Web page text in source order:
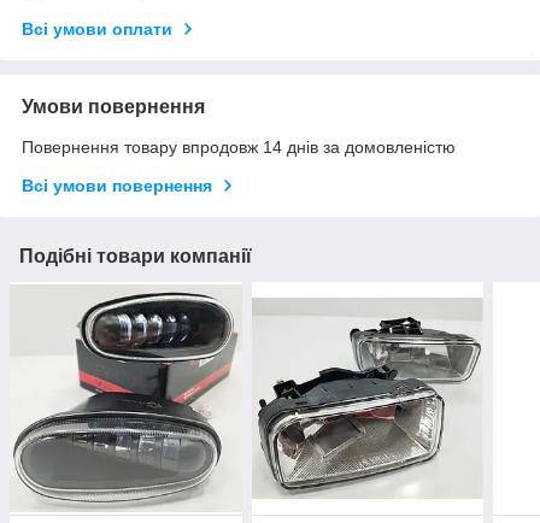
Всі умови оплати
Умови повернення
Повернення товару впродовж 14 днів за домовленістю
Всі умови повернення
Подібні товари компанії